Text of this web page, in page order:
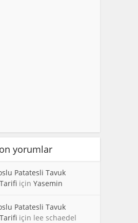
yorumlar
Patatesli Tavuk
için Yasemin
Patatesli Tavuk
için lee schaedel